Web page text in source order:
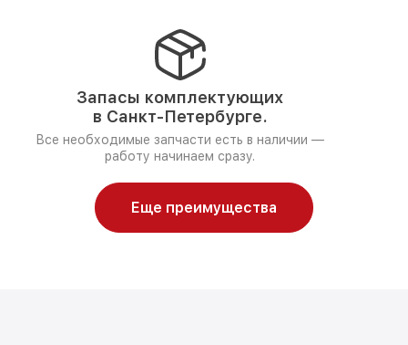
Запасы комплектующих
в Санкт-Петербурге.
Все необходимые запчасти есть в наличии —
работу начинаем сразу.
Еще преимущества